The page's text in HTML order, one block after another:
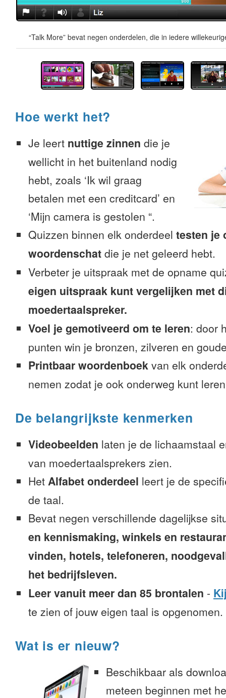
“Talk More” bevat negen onderdelen, die in iedere
Hoe werkt het?
Je leert nuttige zinnen die je
wellicht in het buitenland nodig
hebt, zoals ‘Ik wil graag
betalen met een creditcard’ en
‘Mijn camera is gestolen “.
Quizzen binnen elk onderdeel testen je
woordenschat die je net geleerd hebt.
Verbeter je uitspraak met de opname
eigen uitspraak kunt vergelijken met
moedertaalspreker.
Voel je gemotiveerd om te leren: door
punten win je bronzen, zilveren en
Printbaar woordenboek van elk
nemen zodat je ook onderweg kunt
De belangrijkste kenmerken
Videobeelden laten je de lichaamstaal
van moedertaalsprekers zien.
Het Alfabet onderdeel leert je de
de taal.
Bevat negen verschillende dagelijkse
en kennismaking, winkels en
vinden, hotels, telefoneren,
het bedrijfsleven.
Leer vanuit meer dan 85 brontalen -
te zien of jouw eigen taal is opgenomen.
Wat is er nieuw?
Beschikbaar als
meteen beginnen met